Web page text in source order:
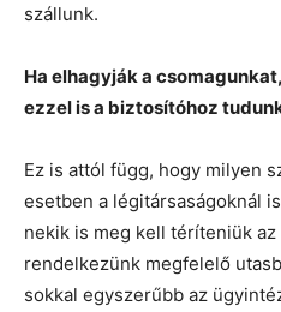
szállunk.
Ha elhagyják a
ezzel is a biztosítóhoz
Ez is attól függ, hogy milyen
esetben a légitársaságoknál
nekik is meg kell téríteniük
rendelkezünk megfelelő
sokkal egyszerűbb az